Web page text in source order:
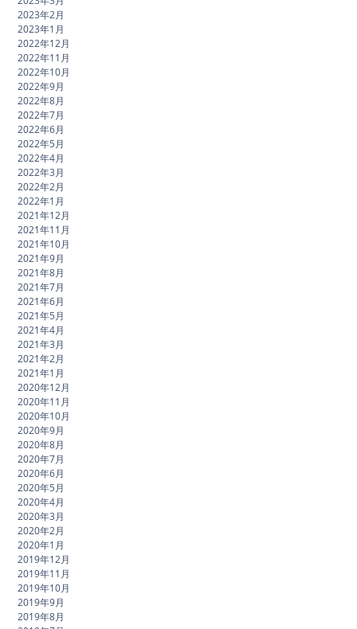
2023年2月
2023年1月
2022年12月
2022年11月
2022年10月
2022年9月
2022年8月
2022年7月
2022年6月
2022年5月
2022年4月
2022年3月
2022年2月
2022年1月
2021年12月
2021年11月
2021年10月
2021年9月
2021年8月
2021年7月
2021年6月
2021年5月
2021年4月
2021年3月
2021年2月
2021年1月
2020年12月
2020年11月
2020年10月
2020年9月
2020年8月
2020年7月
2020年6月
2020年5月
2020年4月
2020年3月
2020年2月
2020年1月
2019年12月
2019年11月
2019年10月
2019年9月
2019年8月